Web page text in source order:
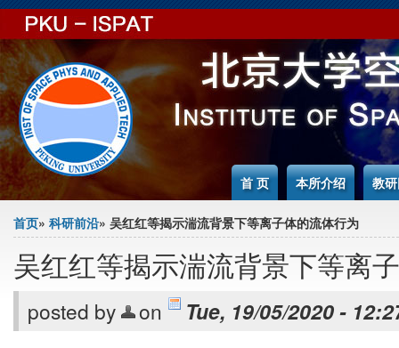
Jump to Content
首 页 本所介绍 教
You are here
首页» 科研前沿» 吴红红等揭示湍流背景下等离子体的流体行为
吴红红等揭示湍流背景下等离
posted by on Tue, 19/05/2020 -